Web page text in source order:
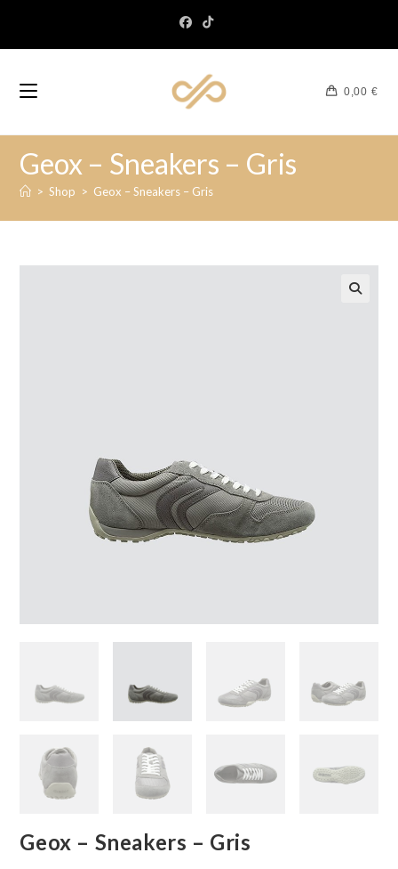
0,00 €
Geox – Sneakers – Gris
> Shop > Geox – Sneakers – Gris
Geox – Sneakers – Gris